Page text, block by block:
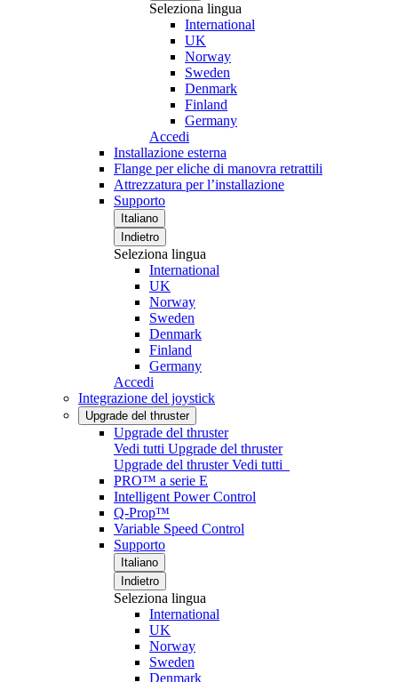
Seleziona lingua
International
UK
Norway
Sweden
Denmark
Finland
Germany
Accedi
Installazione esterna
Flange per eliche di manovra retrattili
Attrezzatura per l’installazione
Supporto
Italiano
Indietro
Seleziona lingua
International
UK
Norway
Sweden
Denmark
Finland
Germany
Accedi
Integrazione del joystick
Upgrade del thruster
Upgrade del thruster
Vedi tutti Upgrade del thruster
Upgrade del thrusterVedi tutti
PRO™ a serie E
Intelligent Power Control
Q-Prop™
Variable Speed Control
Supporto
Italiano
Indietro
Seleziona lingua
International
UK
Norway
Sweden
Denmark